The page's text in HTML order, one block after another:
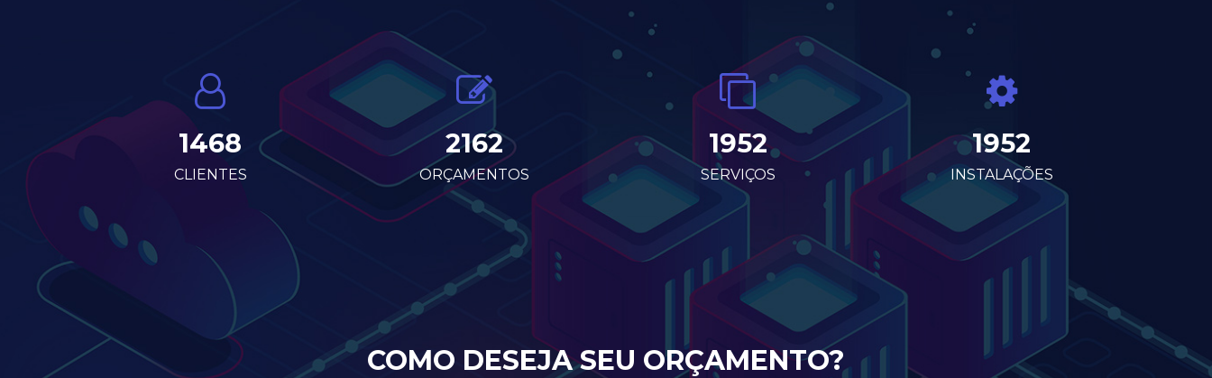
1468
CLIENTES
2162
ORÇAMENTOS
1952
SERVIÇOS
1952
INSTALAÇÕES
COMO DESEJA SEU ORÇAMENTO?